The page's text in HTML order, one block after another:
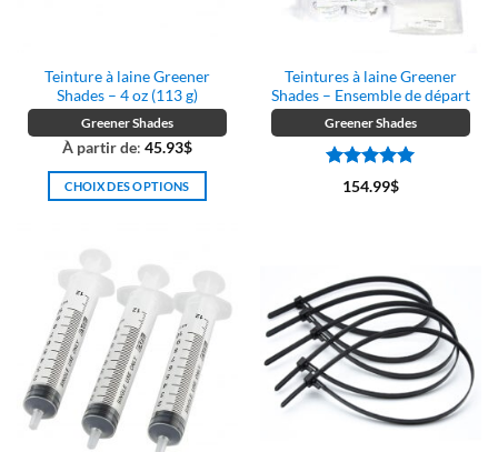
Teinture à laine Greener
Shades – 4 oz (113 g)
Greener Shades
À partir de: 45.93$
CHOIX DES OPTIONS
plusieurs
variations.
Les
options
peuvent
être
choisies
Teintures à laine Greener
Shades – Ensemble de départ
Greener Shades
Note 5sur
154.99$